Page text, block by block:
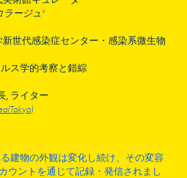
ラージュ"
新世代感染症センター・感染系微生物
ス学的考察と錯綜
, ライター
建物の外観は変化し続け、その変容
ウントを通じて記録・発信されまし